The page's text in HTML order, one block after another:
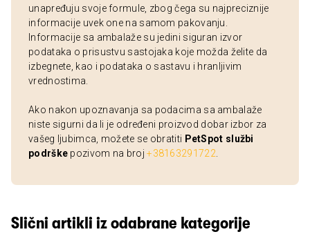
unapređuju svoje formule, zbog čega su najpreciznije
informacije uvek one na samom pakovanju.
Informacije sa ambalaže su jedini siguran izvor
podataka o prisustvu sastojaka koje možda želite da
izbegnete, kao i podataka o sastavu i hranljivim
vrednostima.
Ako nakon upoznavanja sa podacima sa ambalaže
niste sigurni da li je određeni proizvod dobar izbor za
vašeg ljubimca, možete se obratiti PetSpot službi
podrške pozivom na broj+38163291722
Slični artikli iz odabrane kategorije